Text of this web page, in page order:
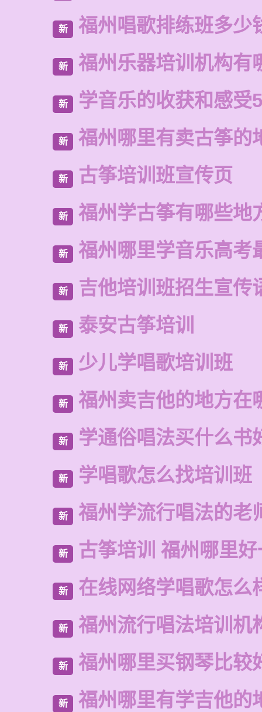
新 福州唱歌排练班多少
新 福州乐器培训机构有
新 学音乐的收获和感受
新 福州哪里有卖古筝的
新 古筝培训班宣传页
新 福州学古筝有哪些地
新 福州哪里学音乐高考
新 吉他培训班招生宣传
新 泰安古筝培训
新 少儿学唱歌培训班
新 福州卖吉他的地方在
新 学通俗唱法买什么书
新 学唱歌怎么找培训班
新 福州学流行唱法的老
新 古筝培训 福州哪里
新 在线网络学唱歌怎么
新 福州流行唱法培训机
新 福州哪里买钢琴比较
新 福州哪里有学吉他的